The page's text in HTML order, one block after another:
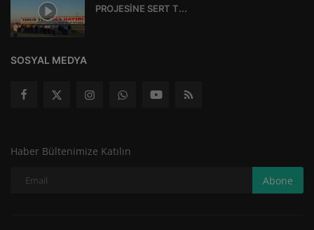
PROJESİNE SERT T...
SOSYAL MEDYA
Haber Bültenimize Katılın
Abone